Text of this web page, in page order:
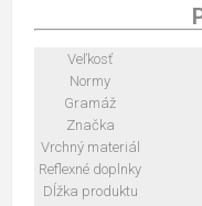
Veľkosť
Normy
Gramáž
Značka
Vrchný materiál
Reflexné doplnky
Dĺžka produktu